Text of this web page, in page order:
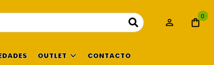
0
OUTLET CONTACTO